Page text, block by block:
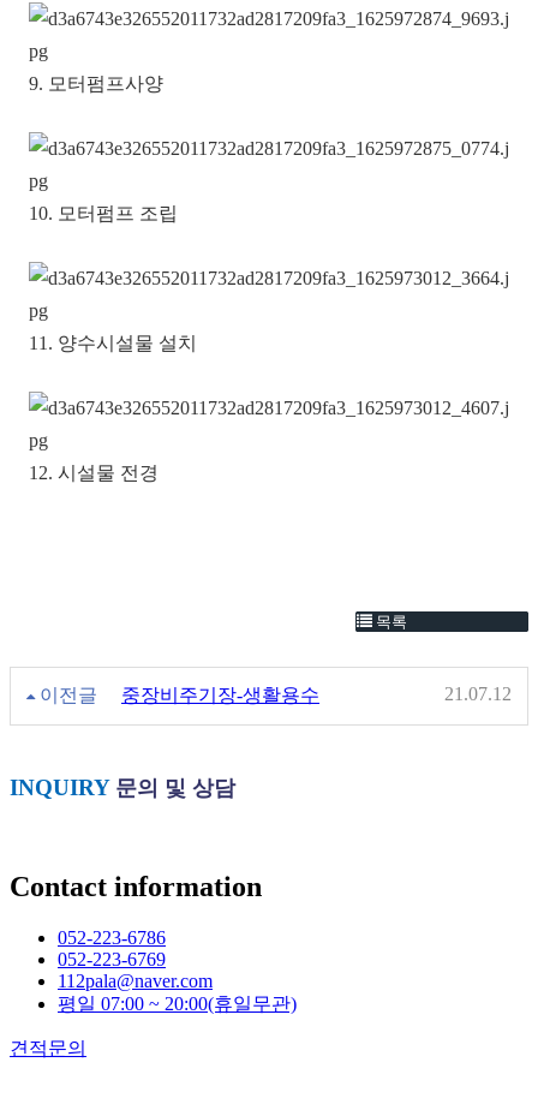
9. 모터펌프사양
10. 모터펌프 조립
11. 양수시설물 설치
12. 시설물 전경
목록
이전글 중장비주기장-생활용수 21.07.12
INQUIRY 문의 및 상담
Contact information
052-223-6786
052-223-6769
112pala@naver.com
평일 07:00 ~ 20:00(휴일무관)
견적문의